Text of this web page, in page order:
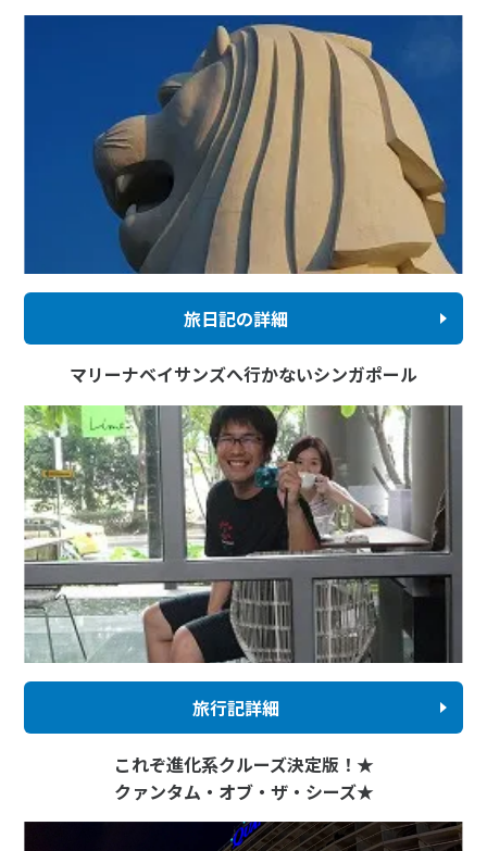
旅日記の詳細
マリーナベイサンズへ行かないシンガポール
旅行記詳細
これぞ進化系クルーズ決定版！★
クァンタム・オブ・ザ・シーズ★